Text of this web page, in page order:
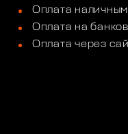
Оплата
Оплата на
Оплата через